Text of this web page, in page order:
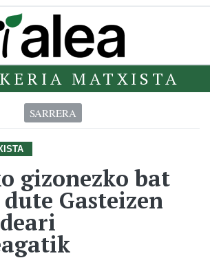
MATXISTA
SARRERA
gizonezko bat
Gasteizen